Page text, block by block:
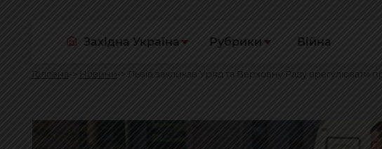
Західна Україна Рубрики Війна
Головна Новини Львів закликав Уряд та Верховну Раду врегулювати